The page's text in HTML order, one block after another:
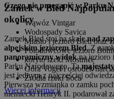
Czego nie przegapić w Parku
Wąwóz Vintgar
Wodospady Savica
Miasto i jezioro Bled oraz
Polodowcowe jezioro
koryto rzeki Mostnice
Góra Vogel i ośrodek
Źródła rzeki Soca
Zamek w Bled
okolicy
Zamek Bled stoi na skalenad
alpejskim jeziorem Bled. Z
panoramiczny widokna jezioro
Parku Narodowego. Ta
jest jednym z najczęściej
Pierwsza wzmianka o zamku
niemiecki Henryk II. podarował
Więcej informacji